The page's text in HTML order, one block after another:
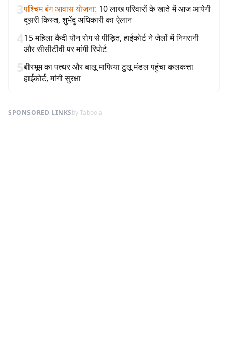
3पश्चिम बंग आवास योजना: 10 लाख परिवारों के खाते में आज आयेगी
दूसरी किस्त, शुभेंदु अधिकारी का ऐलान
415 महिला कैदी यौन रोग से पीड़ित, हाईकोर्ट ने जेलों में निगरानी
और सीसीटीवी पर मांगी रिपोर्ट
5बीरभूम का पत्थर और बालू माफिया टुलू मंडल पहुंचा कलकत्ता
हाईकोर्ट, मांगी सुरक्षा
SPONSORED LINKSby Taboola